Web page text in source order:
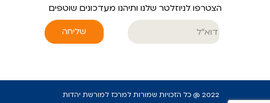
הצטרפו לניוזלטר שלנו ותיהנו מעדכונים שוטפים
שליחה
2022 @ כל הזכויות שמורות למרכז למורשת יהדות